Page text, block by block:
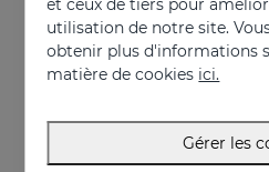
PACK Une Peau Plus Jeune
Une peau plus jeune en seulement 3 étapes
et ceux de tiers pour
utilisation de notre site.
obtenir plus d'informations
matière de cookies ici.
Gérer les